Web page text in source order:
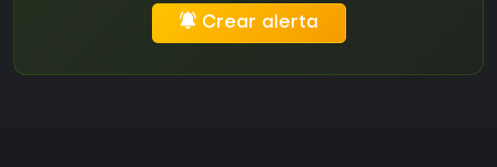
Crear alerta